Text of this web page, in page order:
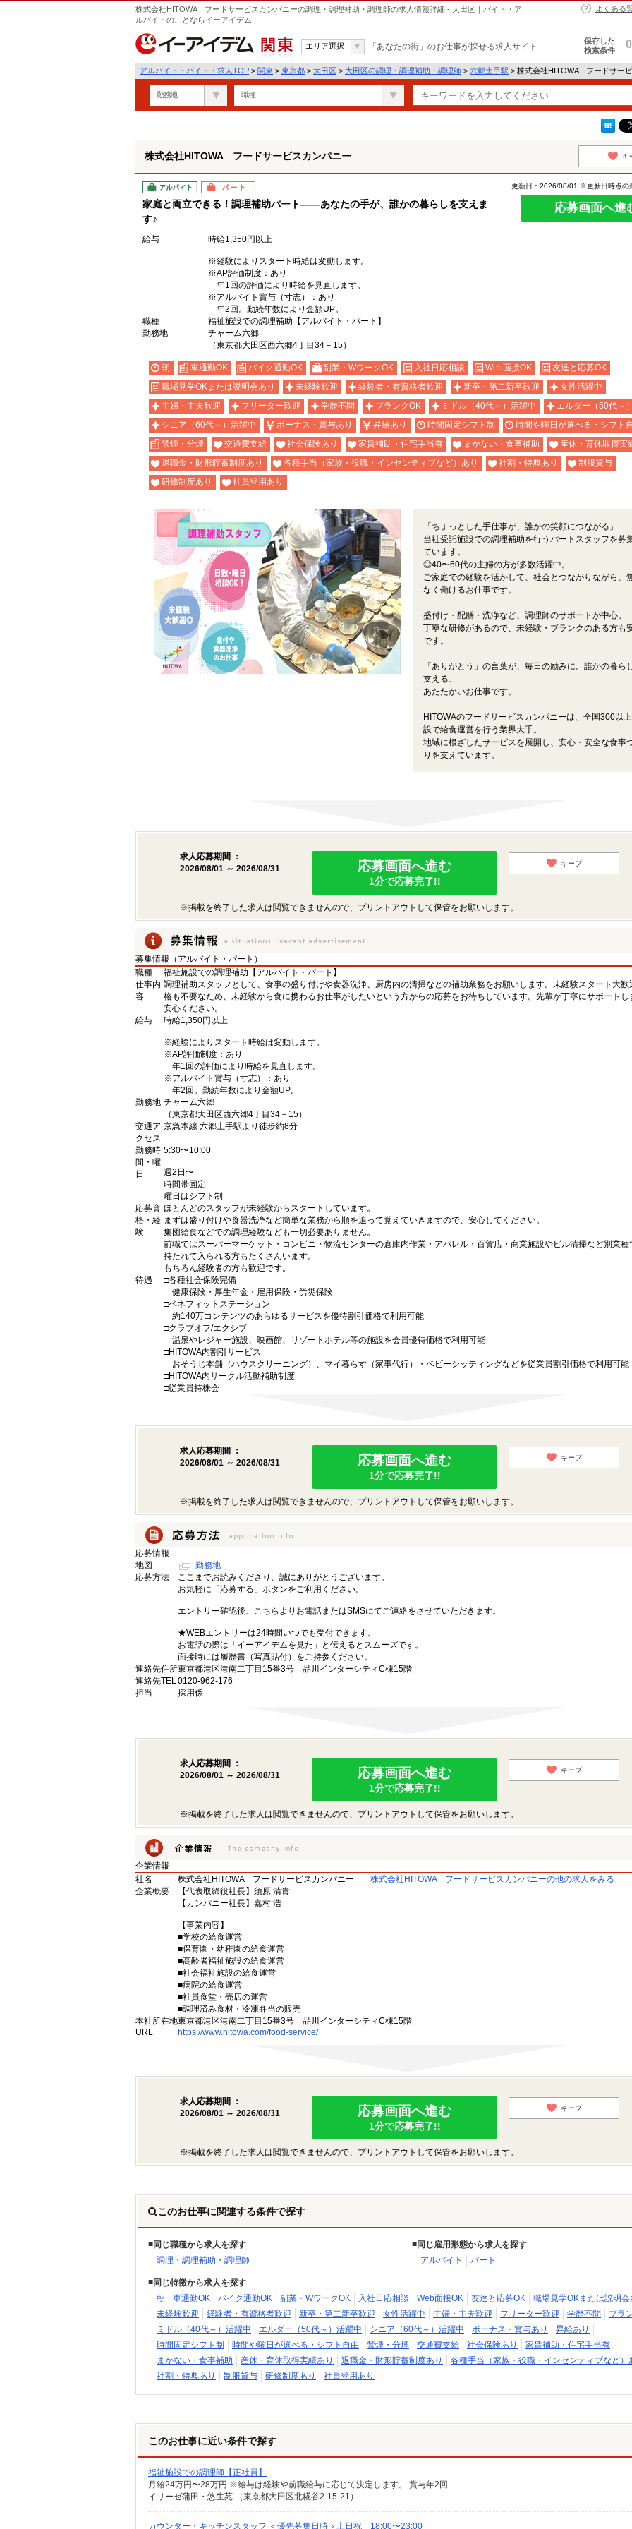
株式会社HITOWA フードサービスカンパニーの調理・調理補助・調理師の求人情報詳細 - 大田区｜バイト・ア
ルバイトのことならイーアイデム
よくある
関東
エリア選択 「あなたの街」のお仕事が探せる求人サイト
保存した
検索条件
0
アルバイト・バイト・求人TOP > 関東 > 東京都 > 大田区 > 大田区の調理・調理補助・調理師 > 六郷土手駅 > 株式会社HITOWA フードサー
勤務地 職種
株式会社HITOWA フードサービスカンパニー キ
アルバイト パート
家庭と両立できる！調理補助パート――あなたの手が、誰かの暮らしを支えま
す♪
更新日：2026/08/01 ※更新日時点の
応募画面へ進
給与 時給1,350円以上
※経験によりスタート時給は変動します。
※AP評価制度：あり
年1回の評価により時給を見直します。
※アルバイト賞与（寸志）：あり
年2回。勤続年数により金額UP。
職種
福祉施設での調理補助【アルバイト・パート】
勤務地
チャーム六郷
（東京都大田区西六郷4丁目34－15）
朝 車通勤OK バイク通勤OK 副業・WワークOK 入社日応相談 Web面接OK
友達と応募OK
職場見学OKまたは説明会あり
未経験歓迎 経験者・有資格者歓迎 新卒・第二新卒歓迎
女性活躍中
主婦・主夫歓迎
フリーター歓迎 学歴不問 ブランクOK ミドル（40代～）活躍中
エルダー（50代～
シニア（60代～）活躍中
ボーナス・賞与あり 昇給あり 時間固定シフト制
時間や曜日が選べる・シフト
禁煙・分煙
交通費支給 社会保険あり 家賃補助・住宅手当有 まかない・食事補助
産休・育休取得実
退職金・財形貯蓄制度あり
各種手当（家族・役職・インセンティブなど）あり 社割・特典あり
制服貸与
研修制度あり
社員登用あり
「ちょっとした手仕事が、誰かの笑顔につながる」
当社受託施設での調理補助を行うパートスタッフを募
ています。
◎40〜60代の主婦の方が多数活躍中。
ご家庭での経験を活かして、社会とつながりながら、
なく働けるお仕事です。
盛付け・配膳・洗浄など、調理師のサポートが中心。
丁寧な研修があるので、未経験・ブランクのある方も
です。
「ありがとう」の言葉が、毎日の励みに。誰かの暮ら
支える、
あたたかいお仕事です。
HITOWAのフードサービスカンパニーは、全国300以
設で給食運営を行う業界大手。
地域に根ざしたサービスを展開し、安心・安全な食事
りを支えています。
求人応募期間 ：
2026/08/01 ～ 2026/08/31
応募画面へ進む
1分で応募完了!!
キープ
※掲載を終了した求人は閲覧できませんので、プリントアウトして保管をお願いします。
募集情報（アルバイト・パート）
職種
福祉施設での調理補助【アルバイト・パート】
仕事内
容
調理補助スタッフとして、食事の盛り付けや食器洗浄、厨房内の清掃などの補助業務をお願いします。未経験スタート大歓
格も不要なため、未経験から食に携わるお仕事がしたいという方からの応募をお待ちしています。先輩が丁寧にサポートし
安心ください。
給与
時給1,350円以上
※経験によりスタート時給は変動します。
※AP評価制度：あり
年1回の評価により時給を見直します。
※アルバイト賞与（寸志）：あり
年2回。勤続年数により金額UP。
勤務地 チャーム六郷
（東京都大田区西六郷4丁目34－15）
交通ア
クセス
京急本線 六郷土手駅より徒歩約8分
勤務時
間・曜
日
5:30〜10:00
週2日〜
時間帯固定
曜日はシフト制
応募資
格・経
験
ほとんどのスタッフが未経験からスタートしています。
まずは盛り付けや食器洗浄など簡単な業務から順を追って覚えていきますので、安心してください。
集団給食などでの調理経験なども一切必要ありません。
前職ではスーパーマーケット・コンビニ・物流センターの倉庫内作業・アパレル・百貨店・商業施設やビル清掃など別業種
持たれて入られる方もたくさんいます。
もちろん経験者の方も歓迎です。
待遇
□各種社会保険完備
健康保険・厚生年金・雇用保険・労災保険
□ベネフィットステーション
約140万コンテンツのあらゆるサービスを優待割引価格で利用可能
□クラブオフ/エクシブ
温泉やレジャー施設、映画館、リゾートホテル等の施設を会員優待価格で利用可能
□HITOWA内割引サービス
おそうじ本舗（ハウスクリーニング）、マイ暮らす（家事代行）・ベビーシッティングなどを従業員割引価格で利用可能
□HITOWA内サークル活動補助制度
□従業員持株会
求人応募期間 ：
2026/08/01 ～ 2026/08/31
応募画面へ進む
1分で応募完了!!
キープ
※掲載を終了した求人は閲覧できませんので、プリントアウトして保管をお願いします。
応募情報
地図
勤務地
応募方法
ここまでお読みくださり、誠にありがとうございます。
お気軽に「応募する」ボタンをご利用ください。
エントリー確認後、こちらよりお電話またはSMSにてご連絡をさせていただきます。
★WEBエントリーは24時間いつでも受付できます。
お電話の際は「イーアイデムを見た」と伝えるとスムーズです。
面接時には履歴書（写真貼付）をご持参ください。
連絡先住所東京都港区港南二丁目15番3号 品川インターシティC棟15階
連絡先TEL0120-962-176
担当
採用係
求人応募期間 ：
2026/08/01 ～ 2026/08/31
応募画面へ進む
1分で応募完了!!
キープ
※掲載を終了した求人は閲覧できませんので、プリントアウトして保管をお願いします。
企業情報
社名
株式会社HITOWA フードサービスカンパニー
株式会社HITOWA フードサービスカンパニーの他の求人をみる
企業概要
【代表取締役社長】須原 清貴
【カンパニー社長】嘉村 浩
【事業内容】
■学校の給食運営
■保育園・幼稚園の給食運営
■高齢者福祉施設の給食運営
■社会福祉施設の給食運営
■病院の給食運営
■社員食堂・売店の運営
■調理済み食材・冷凍弁当の販売
本社所在地東京都港区港南二丁目15番3号 品川インターシティC棟15階
URL
https://www.hitowa.com/food-service/
求人応募期間 ：
2026/08/01 ～ 2026/08/31
応募画面へ進む
1分で応募完了!!
キープ
※掲載を終了した求人は閲覧できませんので、プリントアウトして保管をお願いします。
このお仕事に関連する条件で探す
同じ職種から求人を探す
調理・調理補助・調理師
同じ雇用形態から求人を探す
アルバイト
パート
同じ特徴から求人を探す
朝
車通勤OK バイク通勤OK 副業・WワークOK 入社日応相談 Web面接OK 友達と応募OK
職場見学OKまたは説明会
未経験歓迎
経験者・有資格者歓迎 新卒・第二新卒歓迎 女性活躍中 主婦・主夫歓迎 フリーター歓迎 学歴不問
ブラ
ミドル（40代～）活躍中
エルダー（50代～）活躍中 シニア（60代～）活躍中 ボーナス・賞与あり
昇給あり
時間固定シフト制
時間や曜日が選べる・シフト自由 禁煙・分煙 交通費支給 社会保険あり
家賃補助・住宅手当有
まかない・食事補助
産休・育休取得実績あり 退職金・財形貯蓄制度あり
各種手当（家族・役職・インセンティブなど）
社割・特典あり
制服貸与 研修制度あり 社員登用あり
このお仕事に近い条件で探す
福祉施設での調理師【正社員】
月給24万円〜28万円 ※給与は経験や前職給与に応じて決定します。 賞与年2回
イリーゼ蒲田・悠生苑 （東京都大田区北糀谷2-15-21）
カウンター・キッチンスタッフ ＜優先募集日時＞土日祝 18:00〜23:00